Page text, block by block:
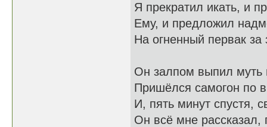
Я прекратил икать, и
Ему, и предложил
На огненный первак за
Он залпом выпил муть
Пришёлся самогон по
И, пять минут спустя,
Он всё мне рассказал,